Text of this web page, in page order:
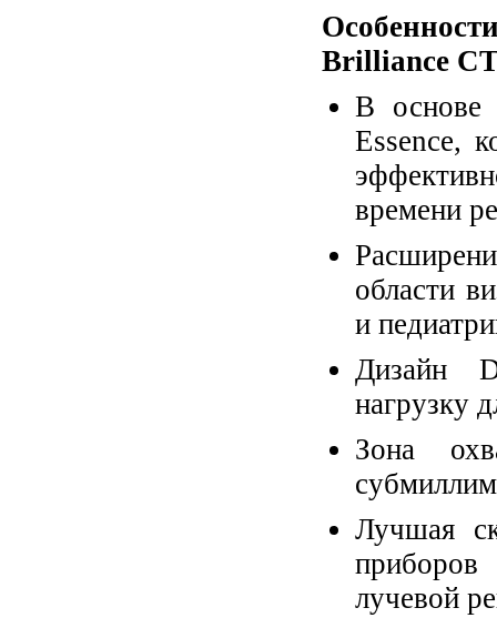
Brilliance
В основе
Essence,
времени
области
и
Дизайн
нагрузку
Зона
Лучшая
лучевой